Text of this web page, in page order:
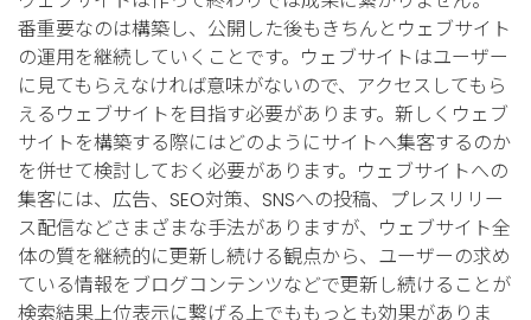
番重要なのは構築し、公開した後もきちんとウェブサイト
の運用を継続していくことです。ウェブサイトはユーザー
に見てもらえなければ意味がないので、アクセスしてもら
えるウェブサイトを目指す必要があります。新しくウェブ
サイトを構築する際にはどのようにサイトへ集客するのか
を併せて検討しておく必要があります。ウェブサイトへの
集客には、広告、SEO対策、SNSへの投稿、プレスリリー
ス配信などさまざまな手法がありますが、ウェブサイト全
体の質を継続的に更新し続ける観点から、ユーザーの求め
ている情報をブログコンテンツなどで更新し続けることが
検索結果上位表示に繋げる上でももっとも効果がありま